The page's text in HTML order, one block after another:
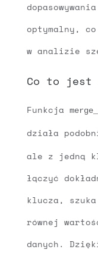
optymalny,
w analizie
Co to jest
Funkcja
działa
ale z jedną
łączyć
klucza,
równej
danych.